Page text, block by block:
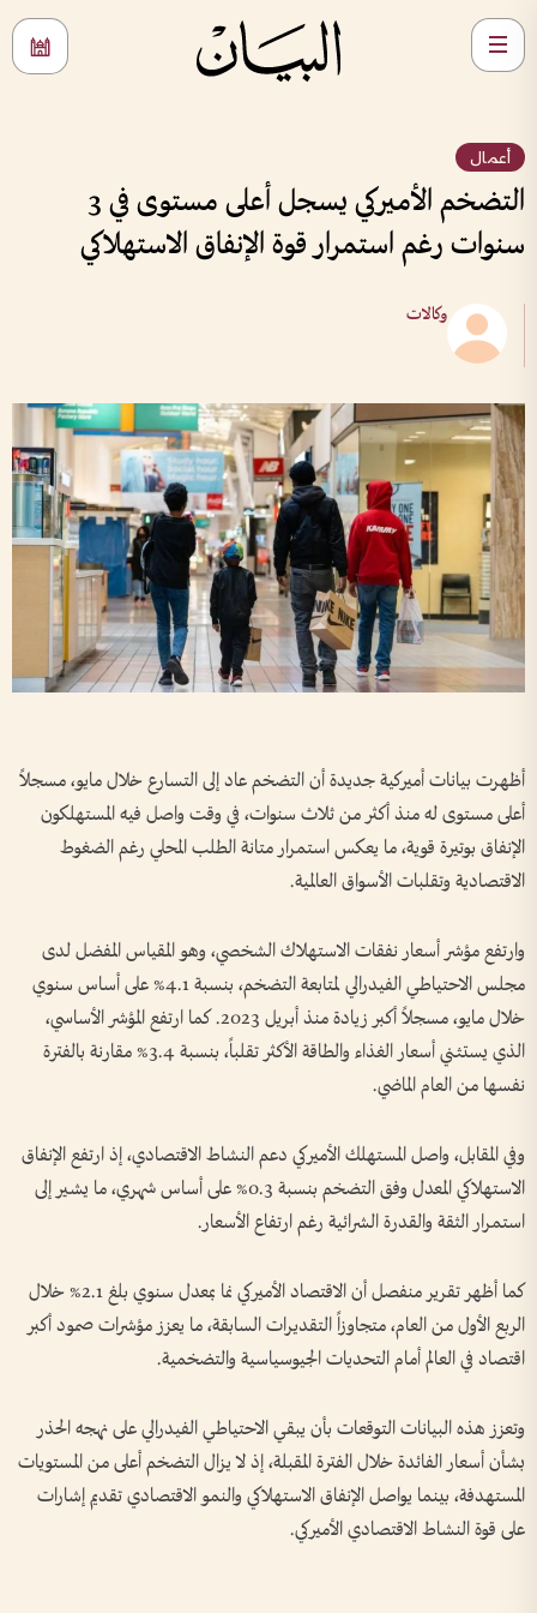
أعمال
التضخم الأميركي يسجل أعلى مستوى في 3
سنوات رغم استمرار قوة الإنفاق الاستهلاكي
وكالات
أظهرت بيانات أميركية جديدة أن التضخم عاد إلى التسارع خلال مايو، مسجلاً
أعلى مستوى له منذ أكثر من ثلاث سنوات، في وقت واصل فيه المستهلكون
الإنفاق بوتيرة قوية، ما يعكس استمرار متانة الطلب المحلي رغم الضغوط
الاقتصادية وتقلبات الأسواق العالمية.
وارتفع مؤشر أسعار نفقات الاستهلاك الشخصي، وهو المقياس المفضل لدى
مجلس الاحتياطي الفيدرالي لمتابعة التضخم، بنسبة 4.1% على أساس سنوي
خلال مايو، مسجلاً أكبر زيادة منذ أبريل 2023. كما ارتفع المؤشر الأساسي،
الذي يستثني أسعار الغذاء والطاقة الأكثر تقلباً، بنسبة 3.4% مقارنة بالفترة
نفسها من العام الماضي.
وفي المقابل، واصل المستهلك الأميركي دعم النشاط الاقتصادي، إذ ارتفع الإنفاق
الاستهلاكي المعدل وفق التضخم بنسبة 0.3% على أساس شهري، ما يشير إلى
استمرار الثقة والقدرة الشرائية رغم ارتفاع الأسعار.
كما أظهر تقرير منفصل أن الاقتصاد الأميركي نما بمعدل سنوي بلغ 2.1% خلال
الربع الأول من العام، متجاوزاً التقديرات السابقة، ما يعزز مؤشرات صمود أكبر
اقتصاد في العالم أمام التحديات الجيوسياسية والتضخمية.
وتعزز هذه البيانات التوقعات بأن يبقي الاحتياطي الفيدرالي على نهجه الحذر
بشأن أسعار الفائدة خلال الفترة المقبلة، إذ لا يزال التضخم أعلى من المستويات
المستهدفة، بينما يواصل الإنفاق الاستهلاكي والنمو الاقتصادي تقديم إشارات
على قوة النشاط الاقتصادي الأميركي.